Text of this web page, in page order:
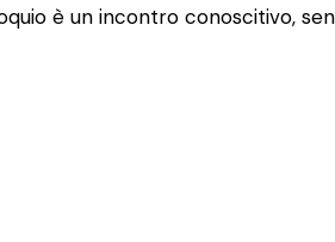
è un incontro conoscitivo,